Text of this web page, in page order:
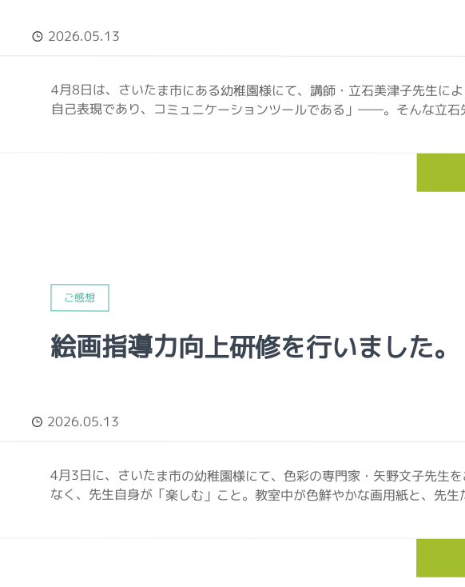
2026.05.13
4月8日は、さいたま市にある幼稚園様にて、講師・立石美津子先生に
自己表現であり、コミュニケーションツールである」――。そんな立
ご感想
絵画指導力向上研修を行いました。
2026.05.13
4月3日に、さいたま市の幼稚園様にて、色彩の専門家・矢野文子先生
なく、先生自身が「楽しむ」こと。教室中が色鮮やかな画用紙と、先